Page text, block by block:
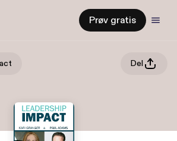
Prøv gratis
Del